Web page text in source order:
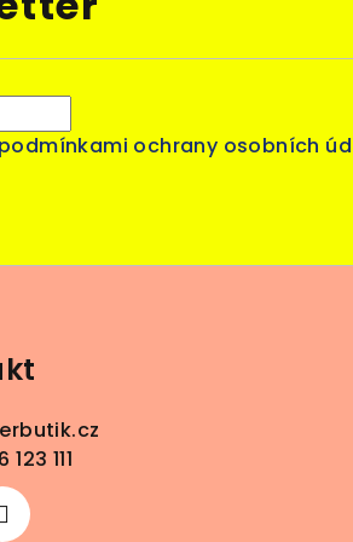
podmínkami ochrany osobních
111